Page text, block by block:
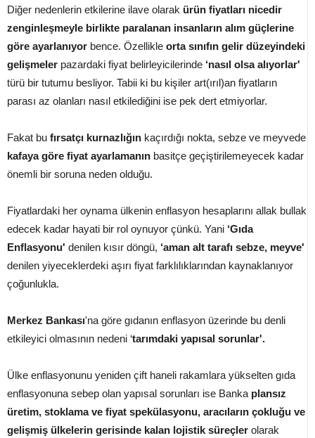
Diğer nedenlerin etkilerine ilave olarak ürün fiyatları nicedir
zenginleşmeyle birlikte paralanan insanların alım güçlerine
göre ayarlanıyor bence. Özellikle orta sınıfın gelir düzeyindeki
gelişmeler pazardaki fiyat belirleyicilerinde ‘nasıl olsa alıyorlar'
türü bir tutumu besliyor. Tabii ki bu kişiler art(ırıl)an fiyatların
parası az olanları nasıl etkilediğini ise pek dert etmiyorlar.
Fakat bu fırsatçı kurnazlığın kaçırdığı nokta, sebze ve meyvede
kafaya göre fiyat ayarlamanın basitçe geçiştirilemeyecek kadar
önemli bir soruna neden olduğu.
Fiyatlardaki her oynama ülkenin enflasyon hesaplarını allak bullak
edecek kadar hayati bir rol oynuyor çünkü. Yani ‘Gıda
Enflasyonu' denilen kısır döngü, ‘aman alt tarafı sebze, meyve'
denilen yiyeceklerdeki aşırı fiyat farklılıklarından kaynaklanıyor
çoğunlukla.
Merkez Bankası'na göre gıdanın enflasyon üzerinde bu denli
etkileyici olmasının nedeni ‘tarımdaki yapısal sorunlar'.
Ülke enflasyonunu yeniden çift haneli rakamlara yükselten gıda
enflasyonuna sebep olan yapısal sorunları ise Banka plansız
üretim, stoklama ve fiyat spekülasyonu, aracıların çokluğu ve
gelişmiş ülkelerin gerisinde kalan lojistik süreçler olarak